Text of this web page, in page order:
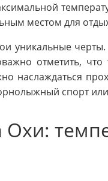
местом для
уникальные
отметить,
наслаждаться
спорт